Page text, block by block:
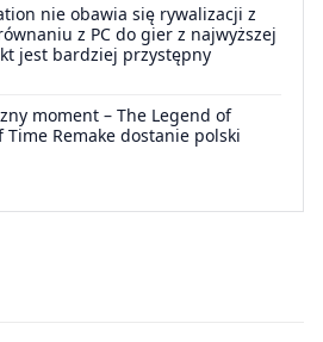
nie obawia się rywalizacji z
z PC do gier z najwyższej
jest bardziej przystępny
moment – The Legend of
Time Remake dostanie polski